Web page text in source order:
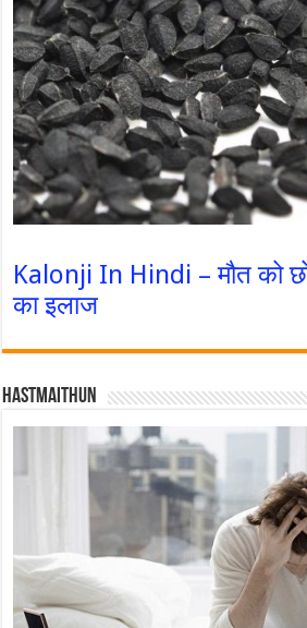
Kalonji In Hindi – मौत को
का इलाज
Hastmaithun